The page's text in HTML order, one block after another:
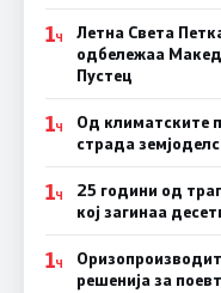
1Ч
Летна Света
одбележаа
Пустец
1Ч
Од климатските
страда
1Ч
25 години од
кој загинаа
1Ч
решенија за